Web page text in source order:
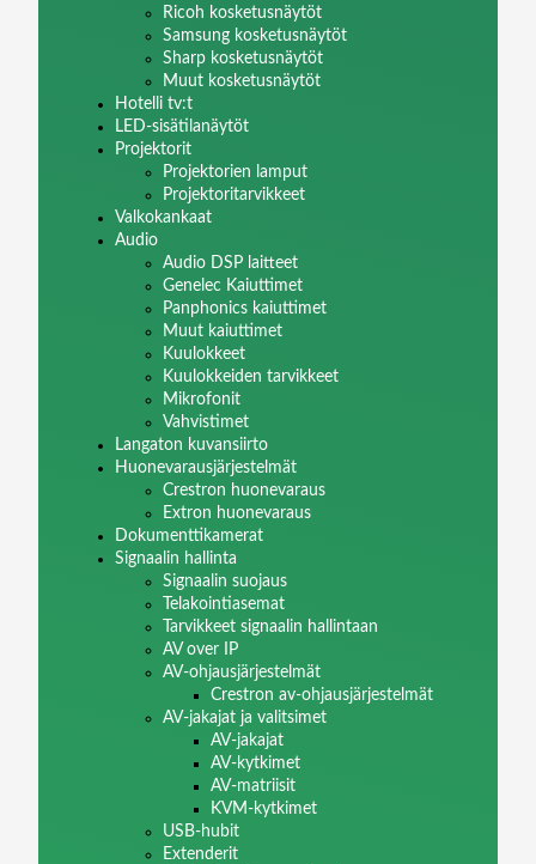
Ricoh kosketusnäytöt
Samsung kosketusnäytöt
Sharp kosketusnäytöt
Muut kosketusnäytöt
Hotelli tv:t
LED-sisätilanäytöt
Projektorit
Projektorien lamput
Projektoritarvikkeet
Valkokankaat
Audio
Audio DSP laitteet
Genelec Kaiuttimet
Panphonics kaiuttimet
Muut kaiuttimet
Kuulokkeet
Kuulokkeiden tarvikkeet
Mikrofonit
Vahvistimet
Langaton kuvansiirto
Huonevarausjärjestelmät
Crestron huonevaraus
Extron huonevaraus
Dokumenttikamerat
Signaalin hallinta
Signaalin suojaus
Telakointiasemat
Tarvikkeet signaalin hallintaan
AV over IP
AV-ohjausjärjestelmät
Crestron av-ohjausjärjestelmät
AV-jakajat ja valitsimet
AV-jakajat
AV-kytkimet
AV-matriisit
KVM-kytkimet
USB-hubit
Extenderit